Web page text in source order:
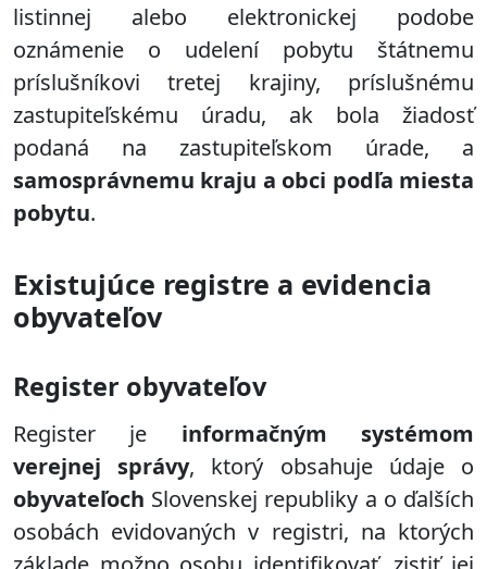
listinnej alebo elektronickej podobe
oznámenie o udelení pobytu štátnemu
príslušníkovi tretej krajiny, príslušnému
zastupiteľskému úradu, ak bola žiadosť
podaná na zastupiteľskom úrade, a
samosprávnemu kraju a obci podľa miesta
pobytu.
Existujúce registre a evidencia
obyvateľov
Register obyvateľov
Register je informačným systémom
verejnej správy, ktorý obsahuje údaje o
obyvateľoch Slovenskej republiky a o ďalších
osobách evidovaných v registri, na ktorých